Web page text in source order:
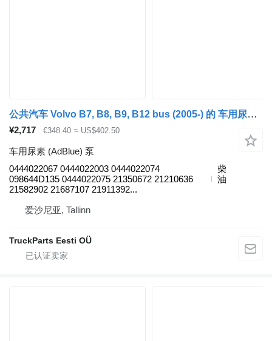
公共汽车 Volvo B7, B8, B9, B12 bus (2005-) 的 车用尿素 (AdBlue) 泵 VOLVO,BOSCH B7R (01.06-) 0444022067
¥2,717 €348.40 ≈ US$402.50
车用尿素 (AdBlue) 泵
0444022067 0444022003 0444022074
098644D135 0444022075 21350672 21210636
21582902 21687107 21911392...
柴
油
爱沙尼亚, Tallinn
TruckParts Eesti OÜ